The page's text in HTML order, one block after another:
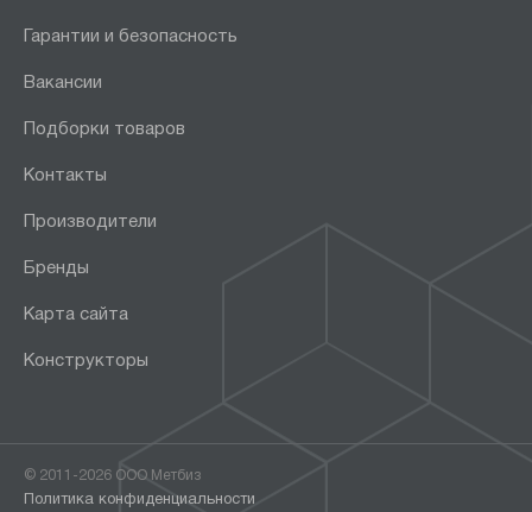
Гарантии и безопасность
Вакансии
Подборки товаров
Контакты
Производители
Бренды
Карта сайта
Конструкторы
© 2011-2026 ООО Метбиз
Политика конфиденциальности